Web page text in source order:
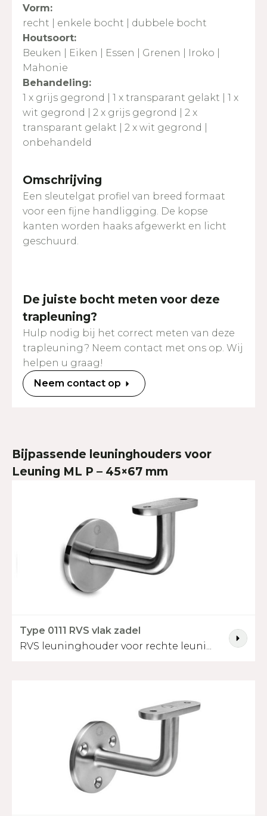
Vorm:
recht | enkele bocht | dubbele bocht
Houtsoort:
Beuken | Eiken | Essen | Grenen | Iroko |
Mahonie
Behandeling:
1 x grijs gegrond | 1 x transparant gelakt | 1 x
wit gegrond | 2 x grijs gegrond | 2 x
transparant gelakt | 2 x wit gegrond |
onbehandeld
Omschrijving
Een sleutelgat profiel van breed formaat
voor een fijne handligging. De kopse
kanten worden haaks afgewerkt en licht
geschuurd.
De juiste bocht meten voor deze
trapleuning?
Hulp nodig bij het correct meten van deze
trapleuning? Neem contact met ons op. Wij
helpen u graag!
Neem contact op
Bijpassende leuninghouders voor
Leuning ML P – 45×67 mm
Type 0111 RVS vlak zadel
RVS leuninghouder voor rechte leuni...